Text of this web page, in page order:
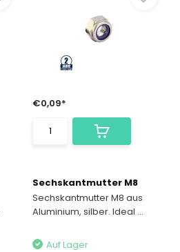
€0,09*
Sechskantmutter M8
Sechskantmutter M8 aus
Aluminium, silber. Ideal ...
Auf Lager